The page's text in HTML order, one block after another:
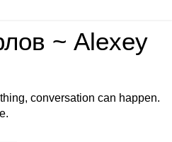
~ Alexey
conversation can happen.